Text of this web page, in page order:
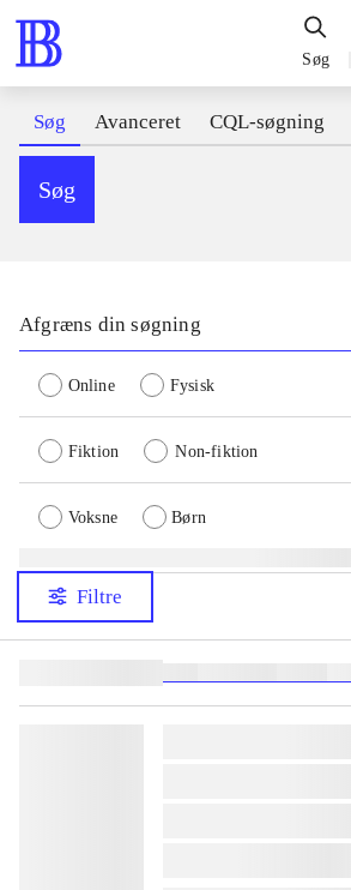
Søg
Søg Avanceret CQL-søgning
Søg
Afgræns din søgning
Online Fysisk
Fiktion Non-fiktion
Voksne Børn
Filtre
lorem ipsum